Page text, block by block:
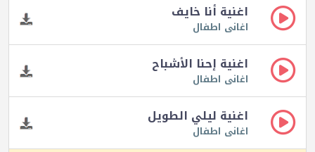
اغنية أنا خايف
اغانى اطفال
اغنية إحنا الأشباح
اغانى اطفال
اغنية ليلي الطويل
اغانى اطفال